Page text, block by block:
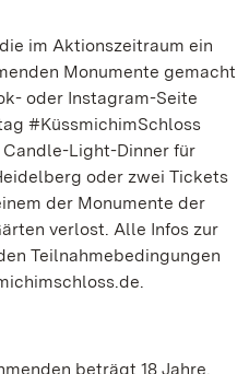
im Aktionszeitraum ein
Monumente gemacht
oder Instagram-Seite
#KüssmichimSchloss
Light-Dinner für
oder zwei Tickets
der Monumente der
verlost. Alle Infos zur
Teilnahmebedingungen
beträgt 18 Jahre.